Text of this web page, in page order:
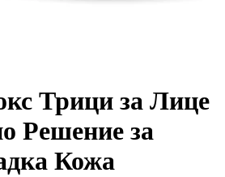
Трици за Лице
Решение за
Кожа